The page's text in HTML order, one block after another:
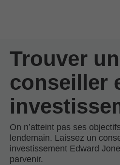
Trouver un
conseiller
On n’atteint pas ses
lendemain. Laissez un
investissement Edward
parvenir.